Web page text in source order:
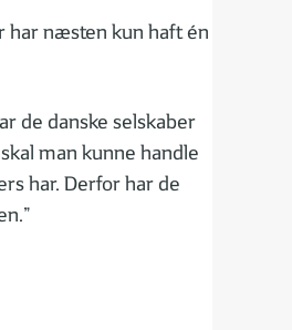
har næsten kun haft én
de danske selskaber
man kunne handle
har. Derfor har de